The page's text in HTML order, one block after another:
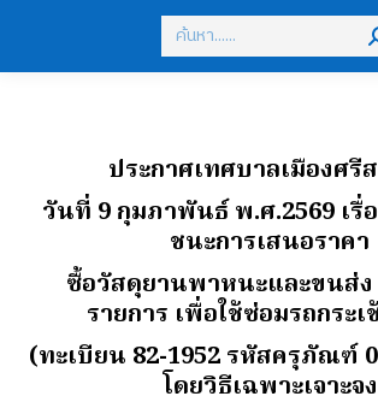
Search:
ประกาศเทศบาลเมืองศรี
วันที่ 9 กุมภาพันธ์ พ.ศ.2569 เรื่
ชนะการเสนอราคา
ซื้อวัสดุยานพาหนะและขนส่ง
รายการ เพื่อใช้ซ่อมรถกระ
(ทะเบียน 82-1952 รหัสครุภัณฑ์
โดยวิธีเฉพาะเจาะจง